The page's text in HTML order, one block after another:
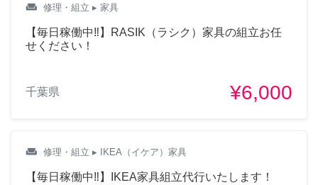
weekend 修理・組立 ▸ 家具
【毎日稼働中‼︎】RASIK（ラシク）家具の組立お任
せください！
千葉県 ¥6,000
weekend 修理・組立 ▸ IKEA（イケア）家具
【毎日稼働中‼︎】IKEA家具組立代行いたします！